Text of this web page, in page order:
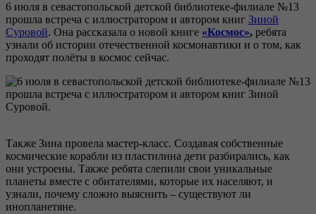
6 июля в севастопольской детской библиотеке-филиале №13
прошла встреча с иллюстратором и автором книг Зиной
Суровой. Она рассказала о новой книге «Космос», ребята
узнали об истории отечественной космонавтики и о том, как
проходят полёты в космос сейчас.
Также Зина провела мастер-класс. Создавая собственные
космические корабли из пластилина дети разбирались, как
они устроены. Также ребята слепили свои уникальные
планеты вместе с обитателями, которые их населяют, и
узнали, почему сложно выяснить – существуют ли
инопланетяне.